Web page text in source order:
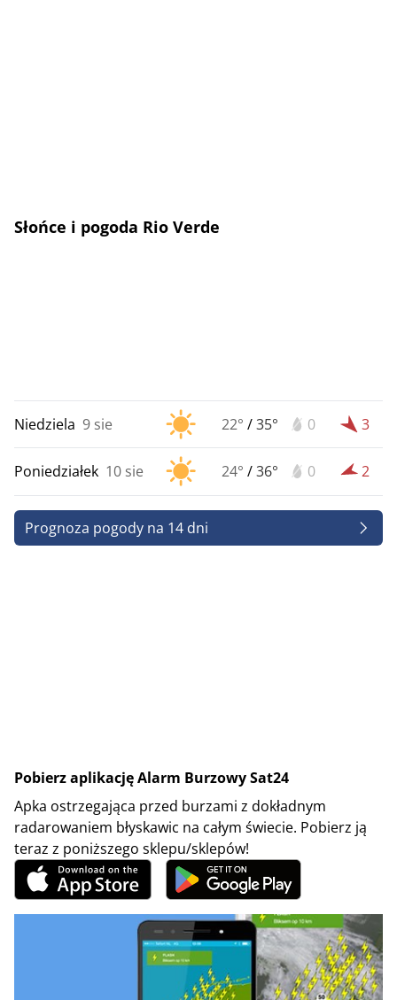
Słońce i pogoda Rio Verde
Niedziela 9 sie 22° /35° 0 3
Poniedziałek 10 sie 24° /36° 0 2
Prognoza pogody na 14 dni
Pobierz aplikację Alarm Burzowy Sat24
Apka ostrzegająca przed burzami z dokładnym
radarowaniem błyskawic na całym świecie. Pobierz ją
teraz z poniższego sklepu/sklepów!